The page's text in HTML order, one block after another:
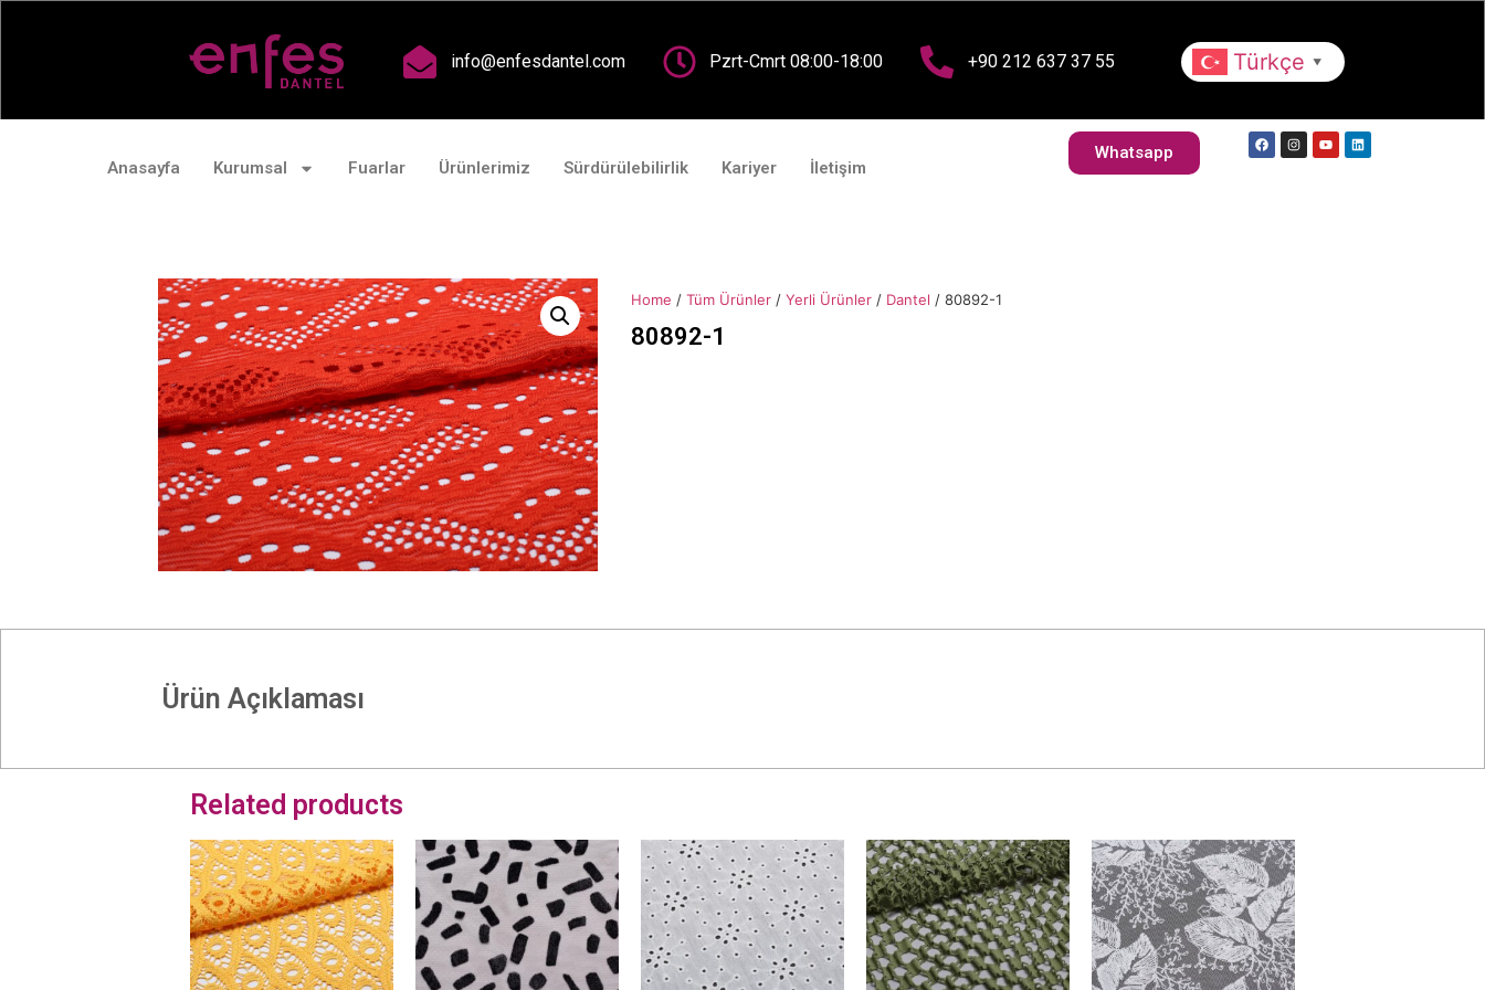
info@enfesdantel.com Pzrt-Cmrt 08:00-18:00 +90 212 637 37 55 Türkçe ▼
Anasayfa Kurumsal Fuarlar Ürünlerimiz Sürdürülebilirlik Kariyer İletişim
Whatsapp
Home / Tüm Ürünler/ Yerli Ürünler/ Dantel / 80892-1
80892-1
Ürün Açıklaması
Related products